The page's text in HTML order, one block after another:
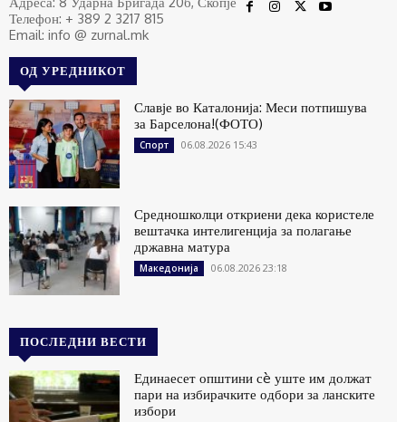
Телефон: + 389 2 3217 815
Email: info @ zurnal.mk
ОД УРЕДНИКОТ
Славје во Каталонија: Меси потпишува
за Барселона!(ФОТО)
Спорт 06.08.2026 15:43
Средношколци откриени дека користеле
вештачка интелигенција за полагање
државна матура
Македонија 06.08.2026 23:18
ПОСЛЕДНИ ВЕСТИ
Единаесет општини сè уште им должат
пари на избирачките одбори за ланските
избори